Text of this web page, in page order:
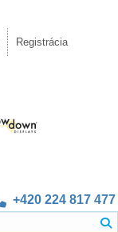
Registrácia
+420 224 817 477